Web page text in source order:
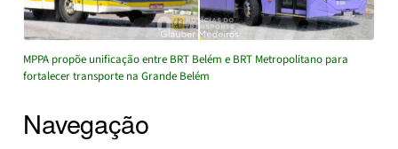
MPPA propõe unificação entre BRT Belém e BRT Metropolitano para
fortalecer transporte na Grande Belém
Navegação